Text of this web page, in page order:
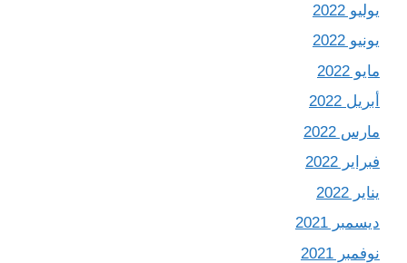
يوليو 2022
يونيو 2022
مايو 2022
أبريل 2022
مارس 2022
فبراير 2022
يناير 2022
ديسمبر 2021
نوفمبر 2021